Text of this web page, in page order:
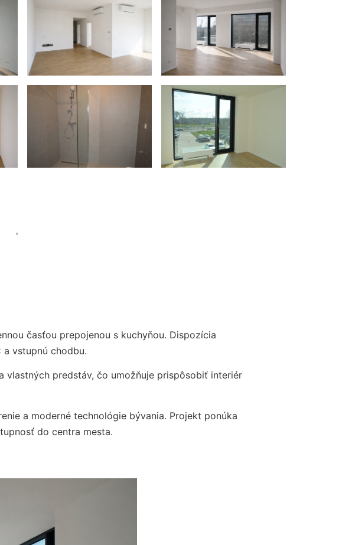
časťou prepojenou s kuchyňou. Dispozícia
a vstupnú chodbu.
vlastných predstáv, čo umožňuje prispôsobiť interiér
a moderné technológie bývania. Projekt ponúka
do centra mesta.